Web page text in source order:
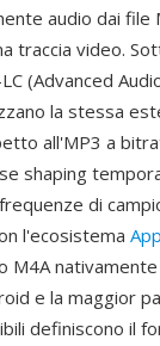
audio dai file
traccia video.
(Advanced
la stessa
all'MP3 a
shaping
di
l'ecosistema
M4A
e la maggior
definiscono il